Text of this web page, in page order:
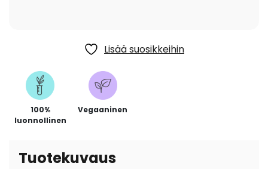
Lisää suosikkeihin
100%
luonnollinen
Vegaaninen
Tuotekuvaus